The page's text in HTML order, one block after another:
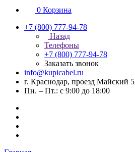
0 Корзина
+7 (800) 777-94-78
Назад
Телефоны
+7 (800) 777-94-78
Заказать звонок
info@kupicabel.ru
г. Краснодар, проезд Майский 5
Пн. – Пт.: с 9:00 до 18:00